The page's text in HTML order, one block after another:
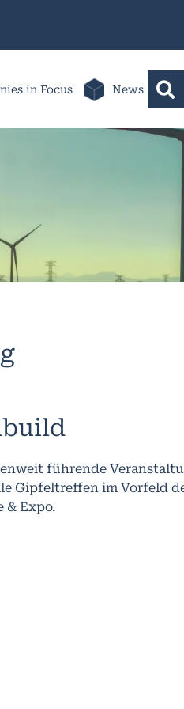
in Focus News
führende
Gipfeltreffen im Vorfeld
& Expo.